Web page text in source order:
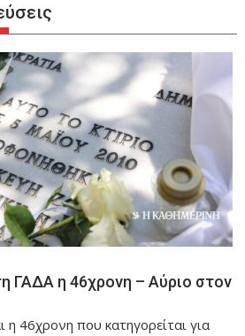
ΓΑΔΑ η 46χρονη – Αύριο στον
η 46χρονη που κατηγορείται για